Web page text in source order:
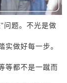
问题。不光是做
实做好每一步。
等都不是一蹴而